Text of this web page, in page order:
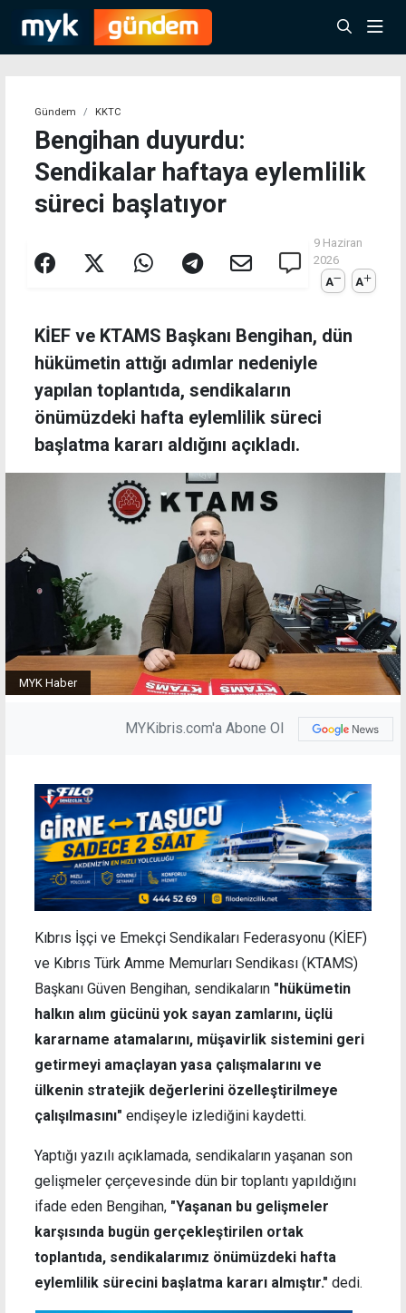
Gündem KKTC
Bengihan duyurdu:
Sendikalar haftaya eylemlilik
süreci başlatıyor
9 Haziran
2026
A
A
KİEF ve KTAMS Başkanı Bengihan, dün
hükümetin attığı adımlar nedeniyle
yapılan toplantıda, sendikaların
önümüzdeki hafta eylemlilik süreci
başlatma kararı aldığını açıkladı.
MYK Haber
MYKibris.com'a Abone Ol
Kıbrıs İşçi ve Emekçi Sendikaları Federasyonu (KİEF)
ve Kıbrıs Türk Amme Memurları Sendikası (KTAMS)
Başkanı Güven Bengihan, sendikaların "hükümetin
halkın alım gücünü yok sayan zamlarını, üçlü
kararname atamalarını, müşavirlik sistemini geri
getirmeyi amaçlayan yasa çalışmalarını ve
ülkenin stratejik değerlerini özelleştirilmeye
çalışılmasını" endişeyle izlediğini kaydetti.
Yaptığı yazılı açıklamada, sendikaların yaşanan son
gelişmeler çerçevesinde dün bir toplantı yapıldığını
ifade eden Bengihan, "Yaşanan bu gelişmeler
karşısında bugün gerçekleştirilen ortak
toplantıda, sendikalarımız önümüzdeki hafta
eylemlilik sürecini başlatma kararı almıştır." dedi.